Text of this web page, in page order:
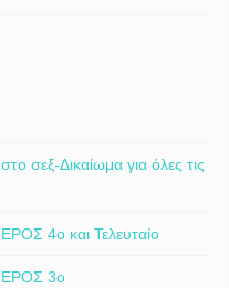
σεξ-Δικαίωμα για όλες τις
4ο και Τελευταίο
3ο